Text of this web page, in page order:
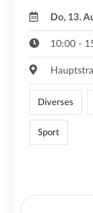
Do, 13.
10:00 -
Diverses
Sport